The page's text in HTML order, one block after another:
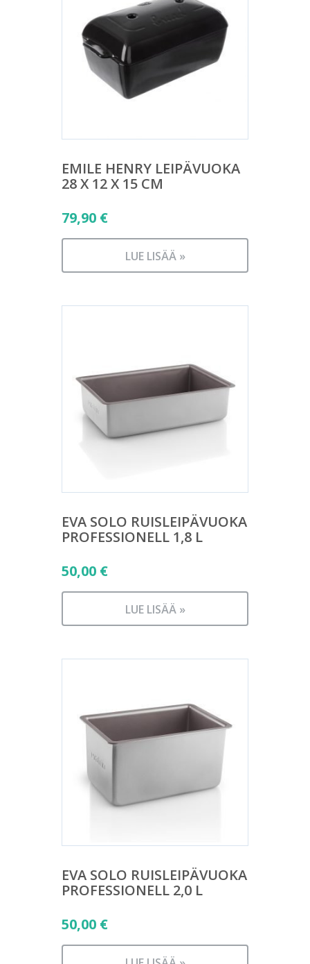
EMILE HENRY LEIPÄVUOKA
28 X 12 X 15 CM
79,90 €
LUE LISÄÄ »
EVA SOLO RUISLEIPÄVUOKA
PROFESSIONELL 1,8 L
50,00 €
LUE LISÄÄ »
EVA SOLO RUISLEIPÄVUOKA
PROFESSIONELL 2,0 L
50,00 €